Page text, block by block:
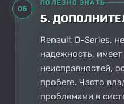
05
ПОЛЕЗНО ЗНАТЬ
5.
Renault D-Series,
надежность,
неисправностей,
пробеге. Часто
проблемами в